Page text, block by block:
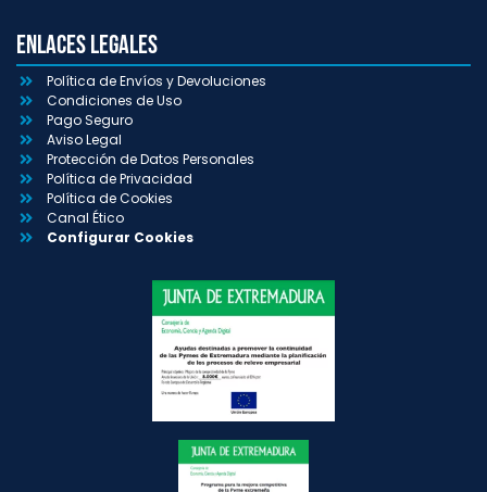
Enlaces Legales
Política de Envíos y Devoluciones
Condiciones de Uso
Pago Seguro
Aviso Legal
Protección de Datos Personales
Política de Privacidad
Política de Cookies
Canal Ético
Configurar Cookies